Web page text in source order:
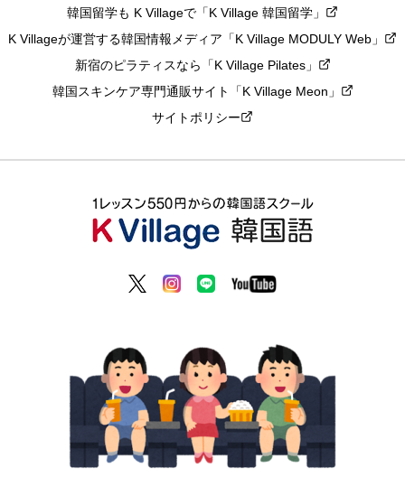
韓国留学も K Villageで「K Village 韓国留学」
K Villageが運営する韓国情報メディア「K Village MODULY Web」
新宿のピラティスなら「K Village Pilates」
韓国スキンケア専門通販サイト「K Village Meon」
サイトポリシー